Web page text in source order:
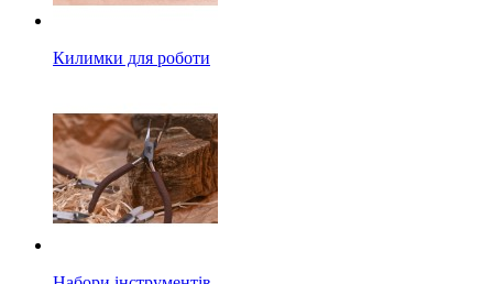
Килимки для роботи